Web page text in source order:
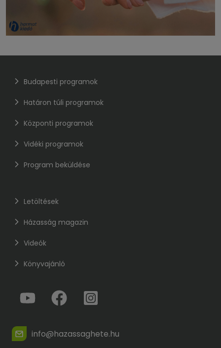
Budapesti programok
Határon túli programok
Központi programok
Vidéki programok
Program beküldése
Letöltések
Házasság magazin
Videók
Könyvajánló
info@hazassaghete.hu